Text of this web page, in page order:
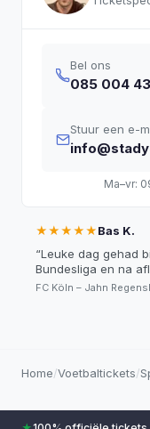
Bel ons
085 004
Stuur een e-
Ma–vr:
★★★★★Bas K.
“Leuke dag gehad
Bundesliga en na
FC Köln – Jahn
Home/Voetbaltickets/